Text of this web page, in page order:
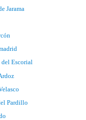
Jarama
del Escorial
Pardillo